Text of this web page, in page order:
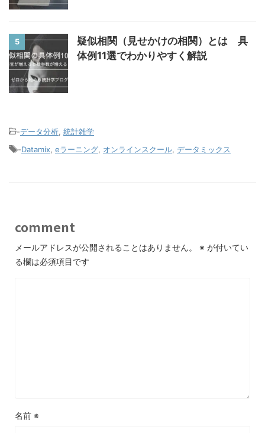
5
疑似相関（見せかけの相関）とは 具
体例11選でわかりやすく解説
-データ分析 統計雑学
-Datamix eラーニング オンラインスクール データミックス
comment
メールアドレスが公開されることはありません。 ※ が付いてい
る欄は必須項目です
名前 ※